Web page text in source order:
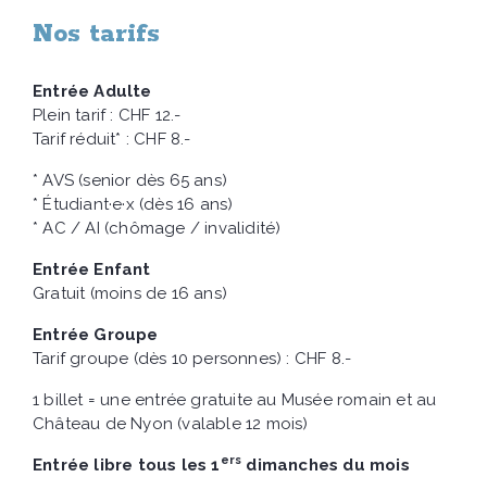
Nos tarifs
Entrée Adulte
Plein tarif : CHF 12.-
Tarif réduit* : CHF 8.-
* AVS (senior dès 65 ans)
* Étudiant·e·x (dès 16 ans)
* AC / AI (chômage / invalidité)
Entrée Enfant
Gratuit (moins de 16 ans)
Entrée Groupe
Tarif groupe (dès 10 personnes) : CHF 8.-
1 billet = une entrée gratuite au Musée romain et au
Château de Nyon (valable 12 mois)
Entrée libre tous les 1 ers dimanches du mois